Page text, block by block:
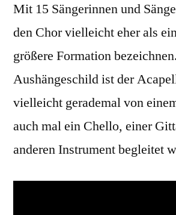
Mit 15 Sängerinnen und
den Chor vielleicht eher als
größere Formation
Aushängeschild ist der
vielleicht gerademal von
auch mal ein Chello, einer
anderen Instrument begleitet